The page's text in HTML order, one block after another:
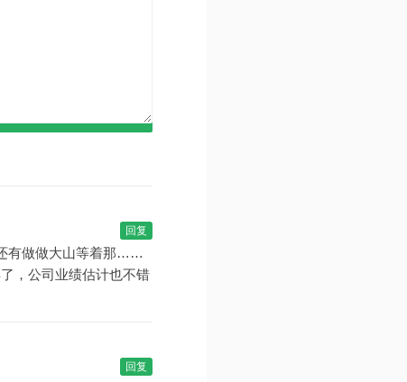
回复
有做做大山等着那……
，公司业绩估计也不错
回复